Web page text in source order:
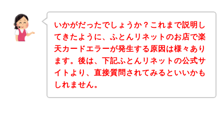
いかがだったでしょうか？これまで説明し
てきたように、ふとんリネットのお店で楽
天カードエラーが発生する原因は様々あり
ます。後は、下記ふとんリネットの公式サ
イトより、直接質問されてみるといいかも
しれません。